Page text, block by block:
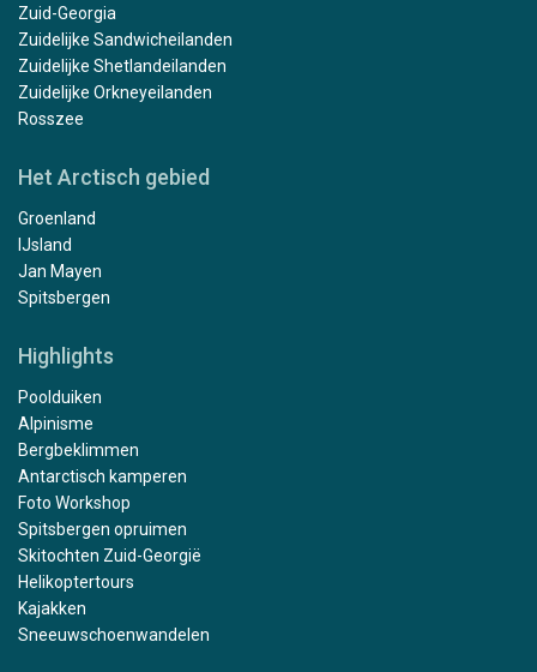
Zuid-Georgia
Zuidelijke Sandwicheilanden
Zuidelijke Shetlandeilanden
Zuidelijke Orkneyeilanden
Rosszee
Het Arctisch gebied
Groenland
IJsland
Jan Mayen
Spitsbergen
Highlights
Poolduiken
Alpinisme
Bergbeklimmen
Antarctisch kamperen
Foto Workshop
Spitsbergen opruimen
Skitochten Zuid-Georgië
Helikoptertours
Kajakken
Sneeuwschoenwandelen